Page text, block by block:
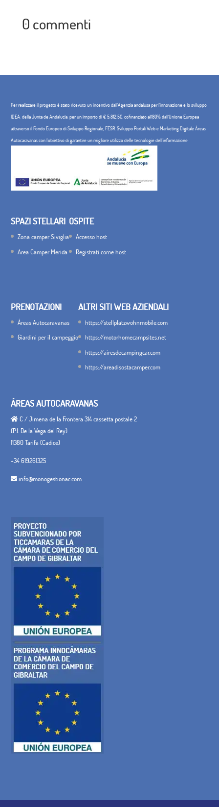
0 commenti
Per realizzare il progetto è stato ricevuto un incentivo dall'Agenzia andalusa per l'innovazione e lo sviluppo
IDEA, della Junta de Andalucía, per un importo di € 5.812,50, cofinanziato all'80% dall'Unione Europea
attraverso il Fondo Europeo di Sviluppo Regionale, FESR. Sviluppo Portali Web e Marketing Digitale Áreas
Autocaravanas con l'obiettivo di garantire un migliore utilizzo delle tecnologie dell'informazione
SPAZI STELLARI
Zona camper Siviglia
Area Camper Merida
OSPITE
Accesso host
Registrati come host
PRENOTAZIONI
Áreas Autocaravanas
Giardini per il campeggio
ALTRI SITI WEB AZIENDALI
https://stellplatzwohnmobile.com
https://motorhomecampsites.net
https://airesdecampingcar.com
https://areadisostacamper.com
ÁREAS AUTOCARAVANAS
C / Jimena de la Frontera 314 cassetta postale 2
(P.I. De la Vega del Rey)
11380 Tarifa (Cadice)
+34 619261325
info@monogestionac.com